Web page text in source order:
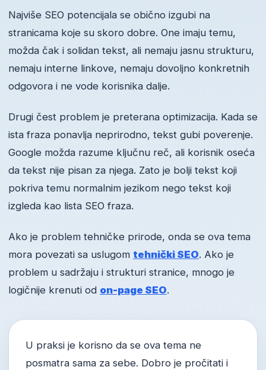
Najviše SEO potencijala se obično izgubi na
stranicama koje su skoro dobre. One imaju temu,
možda čak i solidan tekst, ali nemaju jasnu strukturu,
nemaju interne linkove, nemaju dovoljno konkretnih
odgovora i ne vode korisnika dalje.
Drugi čest problem je preterana optimizacija. Kada se
ista fraza ponavlja neprirodno, tekst gubi poverenje.
Google možda razume ključnu reč, ali korisnik oseća
da tekst nije pisan za njega. Zato je bolji tekst koji
pokriva temu normalnim jezikom nego tekst koji
izgleda kao lista SEO fraza.
Ako je problem tehničke prirode, onda se ova tema
mora povezati sa uslugom tehnički SEO. Ako je
problem u sadržaju i strukturi stranice, mnogo je
logičnije krenuti od on-page SEO.
U praksi je korisno da se ova tema ne
posmatra sama za sebe. Dobro je pročitati i